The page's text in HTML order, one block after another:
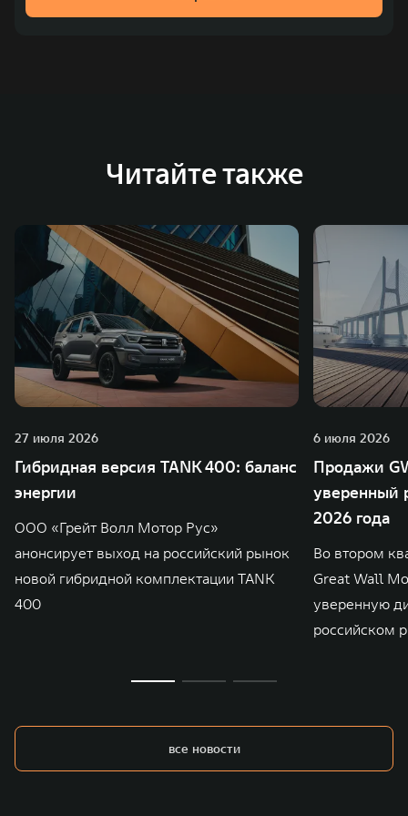
место по объёмам продаж пикапов в Китае. На
зарубежных – в России, Таиланде, Бразилии и Индии, а
Читайте также
27 июля 2026
Гибридная версия TANK 400: баланс
энергии
ООО «Грейт Волл Мотор Рус»
анонсирует выход на российский рынок
новой гибридной комплектации TANK
400
6 июля 2026
Продажи
уверенный
2026 года
Во втором
Great Wall
уверенную
российском
все новости